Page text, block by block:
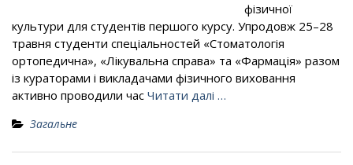
фізичної
культури для студентів першого курсу. Упродовж 25–28
травня студенти спеціальностей «Стоматологія
ортопедична», «Лікувальна справа» та «Фармація» разом
із кураторами і викладачами фізичного виховання
активно проводили час Читати далі …
Загальне